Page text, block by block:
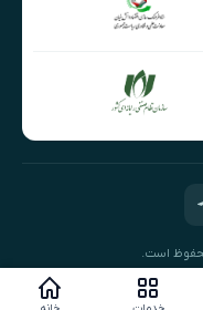
است.